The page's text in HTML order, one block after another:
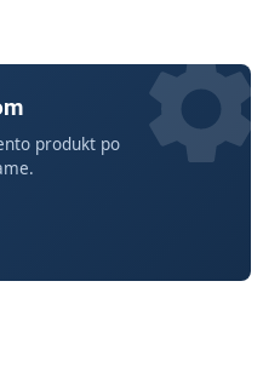
produkt po